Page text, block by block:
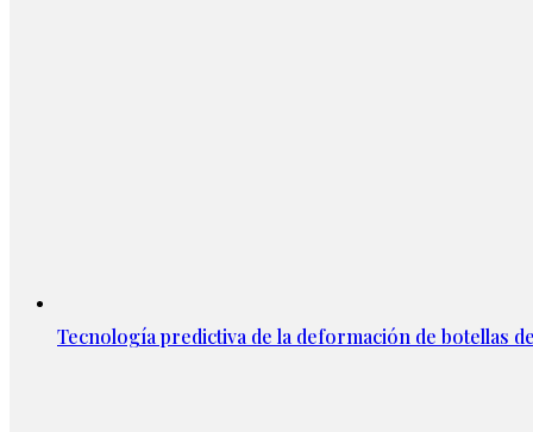
Tecnología predictiva de la deformación de botellas